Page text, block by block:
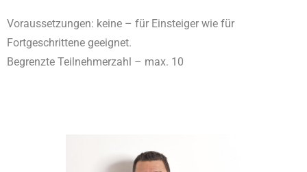
Voraussetzungen: keine – für Einsteiger wie für
Fortgeschrittene geeignet.
Begrenzte Teilnehmerzahl – max. 10